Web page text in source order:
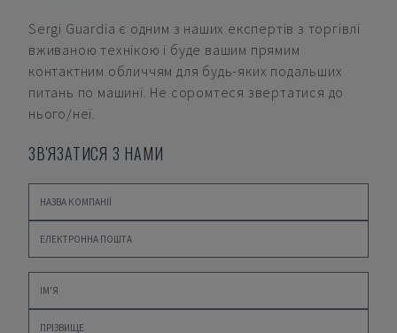
Sergi Guardia є одним з наших експертів з торгівлі
вживаною технікою і буде вашим прямим
контактним обличчям для будь-яких подальших
питань по машині. Не соромтеся звертатися до
нього/неї.
ЗВ'ЯЗАТИСЯ З НАМИ